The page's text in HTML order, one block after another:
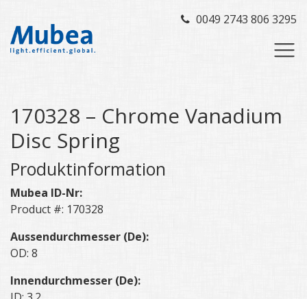
0049 2743 806 3295
170328 – Chrome Vanadium
Disc Spring
Produktinformation
Mubea ID-Nr:
Product #: 170328
Aussendurchmesser (De):
OD: 8
Innendurchmesser (De):